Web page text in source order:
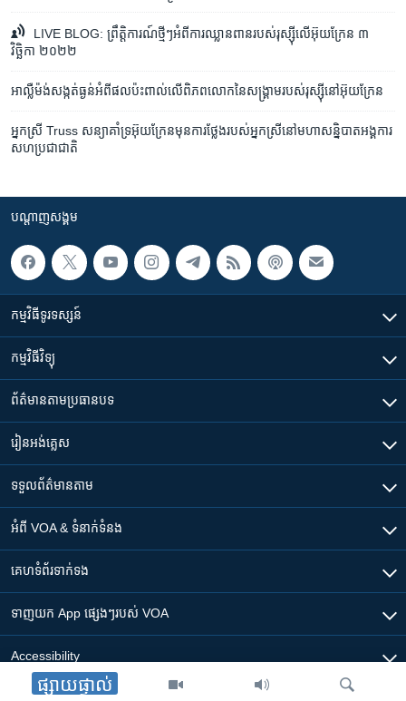
ផ្សាយផ្ទាល់
LIVE BLOG: ព្រឹត្តិការណ៍ថ្មីៗអំពីការ​ឈ្លានពាន​របស់​រុស្ស៊ី​លើ​អ៊ុយក្រែន ៣
វិច្ឆិកា ២០២២
អាល្លឺម៉ង់​សង្កត់ធ្ងន់​អំពី​ផល​ប៉ះពាល់​លើ​ពិភពលោក​នៃ​សង្គ្រាម​របស់​រុស្ស៊ី​នៅ​អ៊ុយក្រែន
អ្នកស្រី Truss សន្យា​គាំទ្រ​អ៊ុយក្រែន​មុន​ការ​ថ្លែង​របស់​អ្នកស្រី​នៅ​មហា​សន្និបាត​អង្គការ​
សហ​ប្រជាជាតិ
បណ្តាញ​សង្គម
កម្មវិធី​ទូរទស្សន៍
កម្មវិធី​វិទ្យុ
ព័ត៌មាន​តាមប្រធានបទ​
រៀន​​អង់គ្លេស
ទទួល​ព័ត៌មាន​តាម
អំពី​ VOA & ទំនាក់ទំនង
គេហទំព័រ​​ទាក់ទង
ទាញយក​ App ផ្សេងៗ​របស់​ VOA
Accessibility